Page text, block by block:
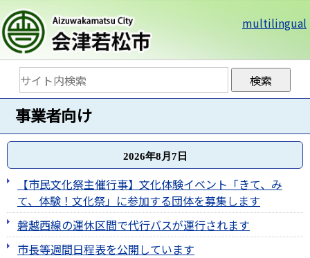
multilingual
事業者向け
2026年8月7日
【市民文化祭主催行事】文化体験イベント「きて、み
て、体験！文化祭」に参加する団体を募集します
磐越西線の運休区間で代行バスが運行されます
市長等週間日程表を公開しています